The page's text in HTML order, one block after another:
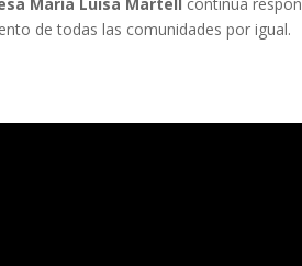
de todas las comunidades por igual.